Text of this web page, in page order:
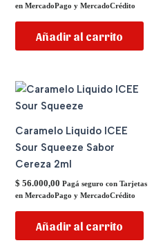
en MercadoPago y MercadoCrédito
Añadir al carrito
Caramelo Liquido ICEE
Sour Squeeze Sabor
Cereza 2ml
$ 56.000,00 Pagá seguro con Tarjetas
en MercadoPago y MercadoCrédito
Añadir al carrito